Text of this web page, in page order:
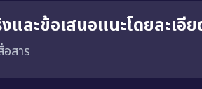
และข้อเสนอแนะโดยละเอี
สาร